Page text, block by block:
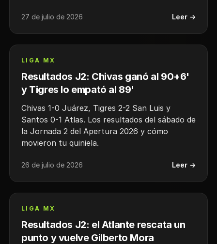
27 de julio de 2026 Leer →
LIGA MX
Resultados J2: Chivas ganó al 90+6'
y Tigres lo empató al 89'
Chivas 1-0 Juárez, Tigres 2-2 San Luis y
Santos 0-1 Atlas. Los resultados del sábado de
la Jornada 2 del Apertura 2026 y cómo
movieron tu quiniela.
26 de julio de 2026 Leer →
LIGA MX
Resultados J2: el Atlante rescata un
punto y vuelve Gilberto Mora